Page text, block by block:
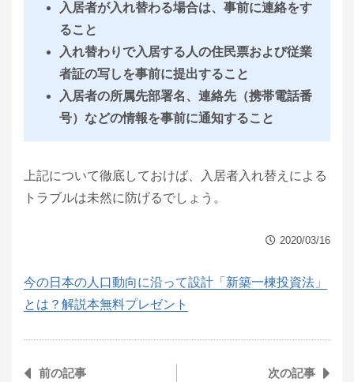
入居者が入れ替わる場合は、事前に連絡をす
ること
入れ替わりで入居する人の住民票および従業
者証の写しを事前に提出すること
入居者の所属先部署名、連絡先（携帯電話番
号）などの情報を事前に通知すること
上記について徹底しておけば、入居者入れ替えによる
トラブルは未然に防げるでしょう。
2020/03/16
今の日本の人口動向に沿って設計「新築一棟投資法」
とは？解説本無料プレゼント
前の記事 次の記事